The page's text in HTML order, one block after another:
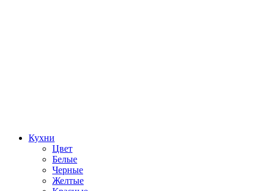
Кухни
Цвет
Белые
Черные
Желтые